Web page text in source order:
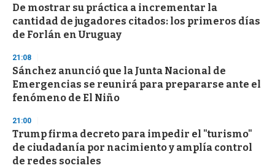
De mostrar su práctica a incrementar la
cantidad de jugadores citados: los primeros días
de Forlán en Uruguay
21:08
Sánchez anunció que la Junta Nacional de
Emergencias se reunirá para prepararse ante el
fenómeno de El Niño
21:00
Trump firma decreto para impedir el "turismo"
de ciudadanía por nacimiento y amplía control
de redes sociales